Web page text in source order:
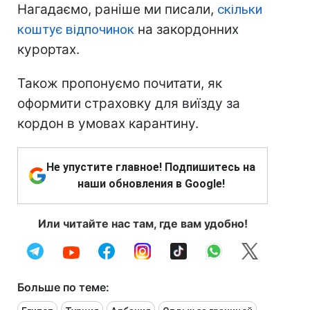
Нагадаємо, раніше ми писали, скільки
коштує відпочинок на закордонних
курортах.
Також пропонуємо почитати, як
оформити страховку для виїзду за
кордон в умовах карантину.
Не упустите главное! Подпишитесь на
наши обновления в Google!
Или читайте нас там, где вам удобно!
Больше по теме: